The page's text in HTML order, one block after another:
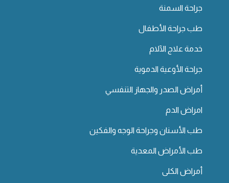
جراحة السمنة
طب جراحة الأطفال
خدمة علاج الآلام
جراحة الأوعية الدموية
أمراض الصدر والجهاز التنفسي
امراض الدم
طب الأسنان وجراحة الوجه والفكين
طب الأمراض المعدية
أمراض الكلى